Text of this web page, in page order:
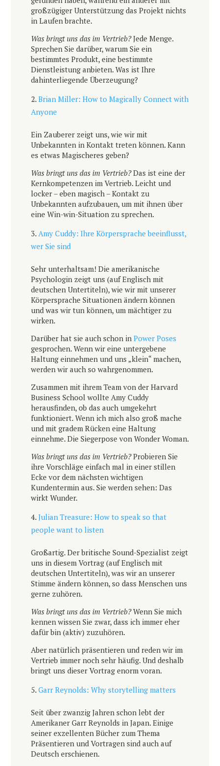
großzügiger Unterstützung das Projekt nichts
in Laufen brachte.
Was bringt uns das im Vertrieb?Jede Menge.
Sprechen Sie darüber, warum Sie ein
bestimmtes Produkt, eine bestimmte
Dienstleistung anbieten. Was ist Ihre
dahinterliegende Überzeugung?
Brian Miller: How to Magically Connect with
Anyone
Ein Zauberer zeigt uns, wie wir mit
Unbekannten in Kontakt treten können. Kann
es etwas Magischeres geben?
Was bringt uns das im Vertrieb?Das ist eine der
Kernkompetenzen im Vertrieb. Leicht und
locker – eben magisch – Kontakt zu
Unbekannten aufzubauen, um mit ihnen über
eine Win-win-Situation zu sprechen.
Amy Cuddy: Ihre Körpersprache beeinflusst,
wer Sie sind
Sehr unterhaltsam! Die amerikanische
Psychologin zeigt uns (auf Englisch mit
deutschen Untertiteln), wie wir mit unserer
Körpersprache Situationen ändern können
und was wir tun können, um mächtiger zu
wirken.
Darüber hat sie auch schon in Power Poses
gesprochen. Wenn wir eine untergebene
Haltung einnehmen und uns „klein“ machen,
werden wir auch so wahrgenommen.
Zusammen mit ihrem Team von der Harvard
Business School wollte Amy Cuddy
herausfinden, ob das auch umgekehrt
funktioniert. Wenn ich mich also groß mache
und mit gradem Rücken eine Haltung
einnehme. Die Siegerpose von Wonder Woman.
Was bringt uns das im Vertrieb?Probieren Sie
ihre Vorschläge einfach mal in einer stillen
Ecke vor dem nächsten wichtigen
Kundentermin aus. Sie werden sehen: Das
wirkt Wunder.
Julian Treasure: How to speak so that
people want to listen
Großartig. Der britische Sound-Spezialist zeigt
uns in diesem Vortrag (auf Englisch mit
deutschen Untertiteln), was wir an unserer
Stimme ändern können, so dass Menschen uns
gerne zuhören.
Was bringt uns das im Vertrieb?Wenn Sie mich
kennen wissen Sie zwar, dass ich immer eher
dafür bin (aktiv) zuzuhören.
Aber natürlich präsentieren und reden wir im
Vertrieb immer noch sehr häufig. Und deshalb
bringt uns dieser Vortrag enorm voran.
Garr Reynolds: Why storytelling matters
Seit über zwanzig Jahren schon lebt der
Amerikaner Garr Reynolds in Japan. Einige
seiner exzellenten Bücher zum Thema
Präsentieren und Vortragen sind auch auf
Deutsch erschienen.